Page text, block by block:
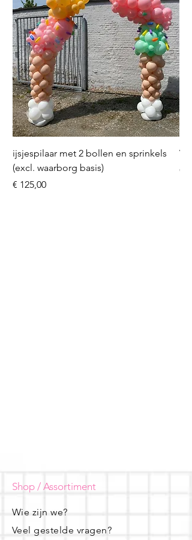
ijsjespilaar met 2 bollen en sprinkels
(excl. waarborg basis)
Prijs
€ 125,00
Prijs
€
Shop / Assortiment
Wie zijn we?
Veel gestelde vragen?